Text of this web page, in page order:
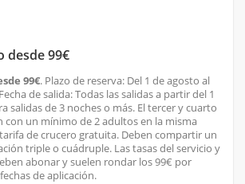
desde 99€
99€. Plazo de reserva: Del 1 de agosto al
de salida: Todas las salidas a partir del 1
salidas de 3 noches o más. El tercer y cuarto
con un mínimo de 2 adultos en la misma
de crucero gratuita. Deben compartir un
triple o cuádruple. Las tasas del servicio y
abonar y suelen rondar los 99€ por
de aplicación.